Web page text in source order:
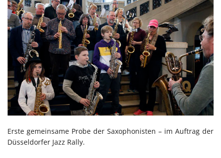
Erste gemeinsame Probe der Saxophonisten – im Auftrag der
Düsseldorfer Jazz Rally.